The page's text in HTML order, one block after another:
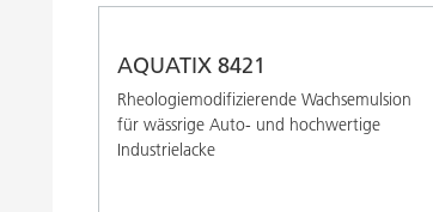
AQUATIX 8421
Rheologiemodifizierende Wachsemulsion
für wässrige Auto- und hochwertige
Industrielacke